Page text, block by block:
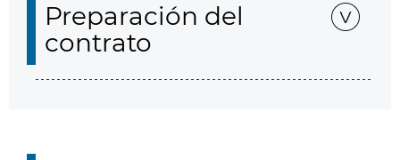
Preparación del
contrato